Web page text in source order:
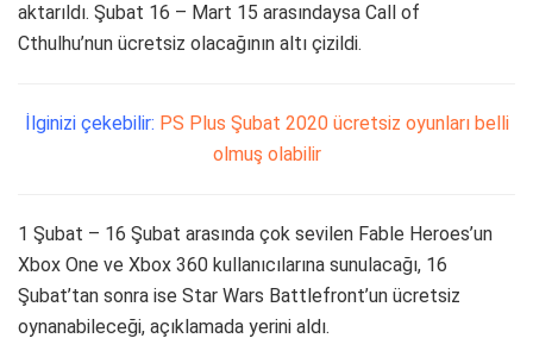
aktarıldı. Şubat 16 – Mart 15 arasındaysa Call of
Cthulhu’nun ücretsiz olacağının altı çizildi.
İlginizi çekebilir: PS Plus Şubat 2020 ücretsiz oyunları belli
olmuş olabilir
1 Şubat – 16 Şubat arasında çok sevilen Fable Heroes’un
Xbox One ve Xbox 360 kullanıcılarına sunulacağı, 16
Şubat’tan sonra ise Star Wars Battlefront’un ücretsiz
oynanabileceği, açıklamada yerini aldı.